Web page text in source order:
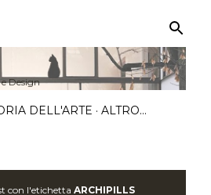
Design
DELL'ARTE ALTRO…
con l'etichetta ARCHIPILLS